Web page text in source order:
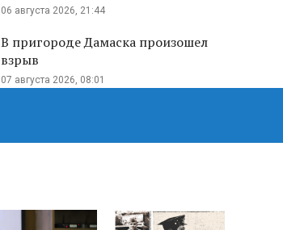
06 августа 2026, 21:44
В пригороде Дамаска произошел
взрыв
07 августа 2026, 08:01